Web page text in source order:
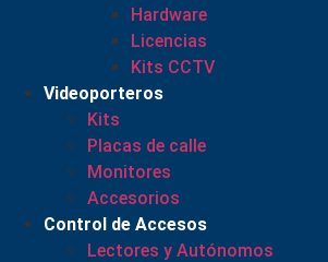
Hardware
Licencias
Kits CCTV
Videoporteros
Kits
Placas de calle
Monitores
Accesorios
Control de Accesos
Lectores y Autónomos